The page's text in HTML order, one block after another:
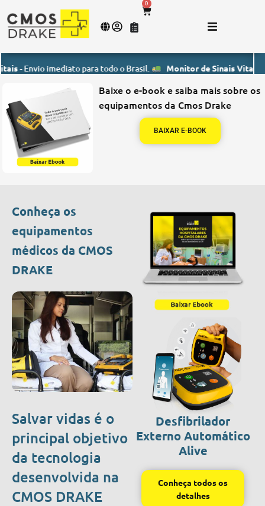
0
imediato para todo o Brasil. Monitor de Sinais Vitais-
Baixe o e-book e saiba mais sobre os
equipamentos da Cmos Drake
BAIXAR E-BOOK
Conheça os
equipamentos
médicos da CMOS
DRAKE
Salvar vidas é o
principal objetivo
da tecnologia
desenvolvida na
CMOS DRAKE
Desfibrilador
Externo Automático
Alive
Conheça todos os
detalhes